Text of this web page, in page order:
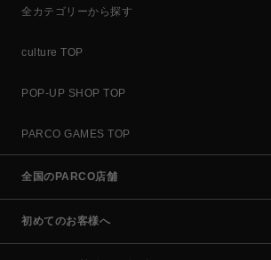
全カテゴリーから探す
culture TOP
POP-UP SHOP TOP
PARCO GAMES TOP
全国のPARCO店舗
初めてのお客様へ